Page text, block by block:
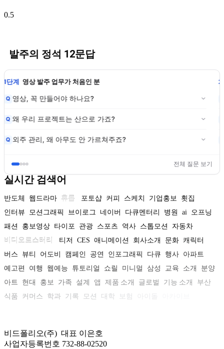
발주의 정석 12문답
1단계 영상 발주 업무가 처음인 분
Q 영상, 꼭 만들어야 하나요?
Q 왜 우리 프로젝트는 산으로 가죠?
Q 외주 관리, 왜 아무도 안 가르쳐주죠?
전체 질문 보기
실시간 검색어
반도체 웹드라마 휴롬 포토샵 커피 스케치 기업홍보
횟집
인터뷰
모션그래픽 브이로그 네이버 다큐멘터리 병원 ai
오프닝
패션
홍보영상 타이포 관광 스포츠 역사 스톱모션
자동차
비디오로스터리
티저 CES 애니메이션 회사소개 문화 캐릭터
버스
뷰티 어도비 캠페인 공연 인포그래픽 다큐 행사 아파트
예고편
여행 웹예능 튜토리얼 쇼릴 미니멀 삼성 교육 소개
분양
아트
현대 홍보 가족 설계 앱 제품 소개 글로벌 기능 소개
부산
식품
커머스 학과 기록 모션 대학 보험
비드폴리오(주) 대표 이은호
사업자등록번호 732-88-02520